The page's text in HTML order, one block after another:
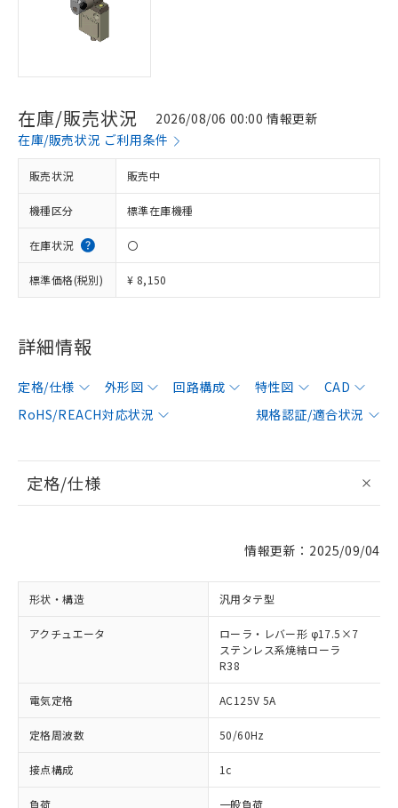
在庫/販売状況
2026/08/06 00:00 情報更新
在庫/販売状況 ご利用条件
販売状況 販売中
機種区分 標準在庫機種
在庫状況 〇
標準価格(税別) ¥ 8,150
詳細情報
定格/仕様 外形図 回路構成 特性図
CAD
RoHS/REACH対応状況
規格認証/適合状況
定格/仕様
情報更新：2025/09/04
形状・構造 汎用タテ型
アクチュエータ
ローラ・レバー形 φ17.5×7
ステンレス系焼結ローラ
R38
電気定格 AC125V 5A
定格周波数 50/60Hz
接点構成 1c
負荷 一般負荷